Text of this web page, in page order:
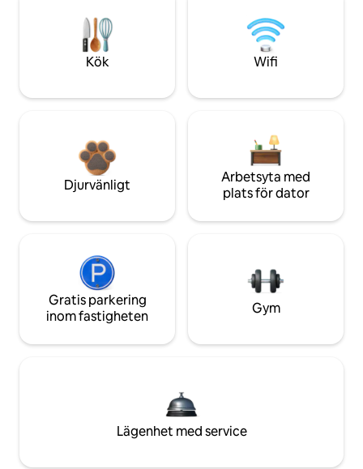
Kök Wifi
Djurvänligt
Arbetsyta med
plats för dator
Gratis parkering
inom fastigheten
Gym
Lägenhet med service